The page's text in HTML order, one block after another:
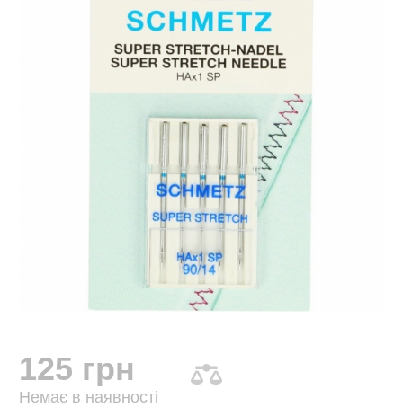
125 грн
Немає в наявності